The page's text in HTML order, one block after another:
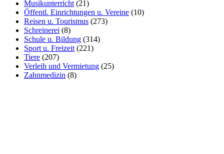
Musikunterricht (21)
Öffentl. Einrichtungen u. Vereine (10)
Reisen u. Tourismus (273)
Schreinerei (8)
Schule u. Bildung (314)
Sport u. Freizeit (221)
Tiere (207)
Verleih und Vermietung (25)
Zahnmedizin (8)